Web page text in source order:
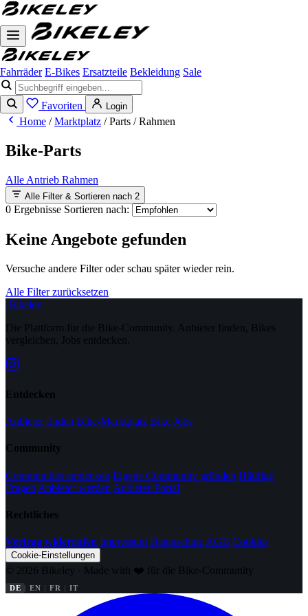
Fahrräder E-Bikes Ersatzteile Bekleidung Sale
Favoriten Login
Home / Marktplatz / Parts / Rahmen
Bike-Parts
Alle Antrieb Rahmen
Alle Filter & Sortieren nach 2
0 Ergebnisse Sortieren nach:
Keine Angebote gefunden
Versuche andere Filter oder schau später wieder rein.
Alle Filter zurücksetzen
Bikeley
Die Plattform für die Bike-Community. Anbieter finden, Bikes
vergleichen, Jobs entdecken.
Entdecken
Anbieter finden Bike-Marktplatz Bike Jobs
Community
Communities entdecken Eigene Community gründen Häufige
Fragen Anbieter werden Anbieter-Portal
Rechtliches
Vertrag widerrufen Impressum Datenschutz AGB Cookies
Cookie-Einstellungen
© 2026 Bikeley · Made with ❤️ für die Bike-Community
DE EN FR IT